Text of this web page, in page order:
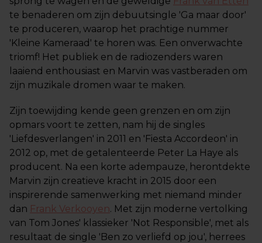
te benaderen om zijn debuutsingle 'Ga maar door'
te produceren, waarop het prachtige nummer
'Kleine Kameraad' te horen was. Een onverwachte
triomf! Het publiek en de radiozenders waren
laaiend enthousiast en Marvin was vastberaden om
zijn muzikale dromen waar te maken.
Zijn toewijding kende geen grenzen en om zijn
opmars voort te zetten, nam hij de singles
'Liefdesverlangen' in 2011 en 'Fiesta Accordeon' in
2012 op, met de getalenteerde Peter La Haye als
producent. Na een korte adempauze, herontdekte
Marvin zijn creatieve kracht in 2015 door een
inspirerende samenwerking met niemand minder
dan Frank Verkooyen. Met zijn moderne vertolking
van Tom Jones' klassieker 'Not Responsible', met als
resultaat de single 'Ben zo verliefd op jou', herrees